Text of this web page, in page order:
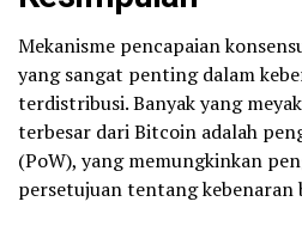
Mekanisme pencapaian
yang sangat penting dalam
terdistribusi. Banyak yang
terbesar dari Bitcoin adalah
(PoW), yang memungkinkan
persetujuan tentang kebenaran